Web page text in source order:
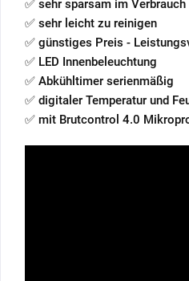
✅ sehr sparsam im Verbrauch
✅ sehr leicht zu reinigen
✅ günstiges Preis -
✅ LED Innenbeleuchtung
✅ Abkühltimer serienmäßig
✅ digitaler Temperatur und
✅ mit Brutcontrol 4.0